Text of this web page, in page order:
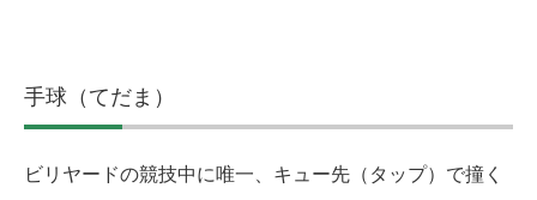
手球（てだま）
ビリヤードの競技中に唯一、キュー先（タップ）で撞く